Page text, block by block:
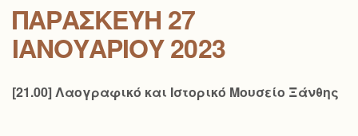
ΠΑΡΑΣΚΕΥΉ 27
ΙΑΝΟΥΑΡΊΟΥ 2023
[21.00] Λαογραφικό και Ιστορικό Μουσείο Ξάνθης